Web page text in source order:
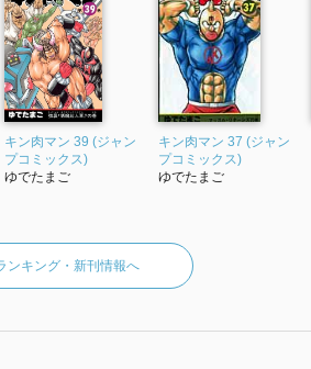
キン肉マン 39 (ジャン
プコミックス)
ゆでたまご
キン肉マン 37 (ジャン
プコミックス)
ゆでたまご
ンキング・新刊情報へ